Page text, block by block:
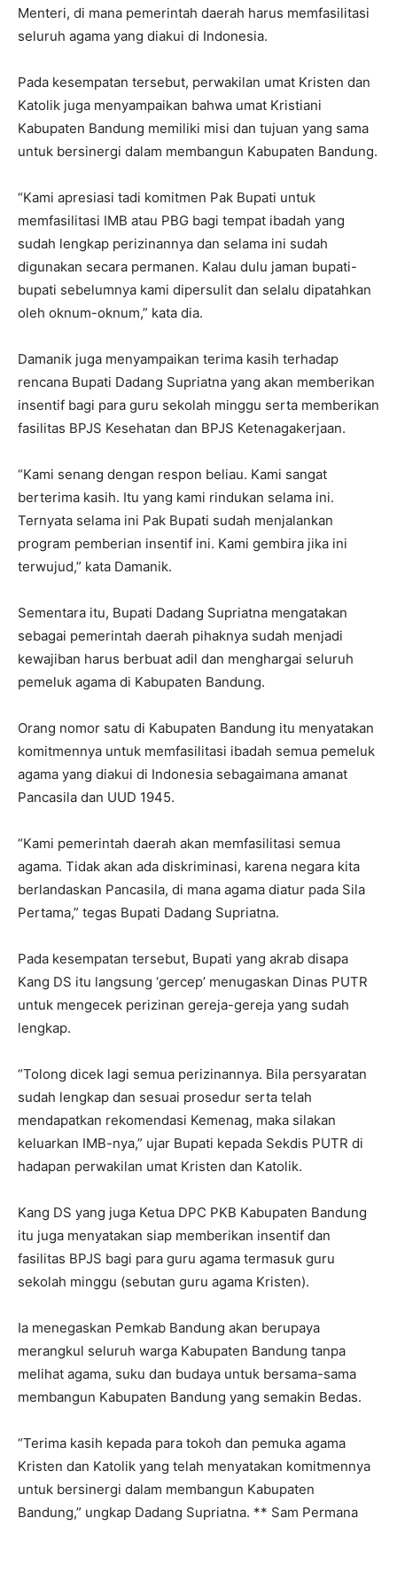
Menteri, di mana pemerintah daerah harus memfasilitasi
seluruh agama yang diakui di Indonesia.
Pada kesempatan tersebut, perwakilan umat Kristen dan
Katolik juga menyampaikan bahwa umat Kristiani
Kabupaten Bandung memiliki misi dan tujuan yang sama
untuk bersinergi dalam membangun Kabupaten Bandung.
“Kami apresiasi tadi komitmen Pak Bupati untuk
memfasilitasi IMB atau PBG bagi tempat ibadah yang
sudah lengkap perizinannya dan selama ini sudah
digunakan secara permanen. Kalau dulu jaman bupati-
bupati sebelumnya kami dipersulit dan selalu dipatahkan
oleh oknum-oknum,” kata dia.
Damanik juga menyampaikan terima kasih terhadap
rencana Bupati Dadang Supriatna yang akan memberikan
insentif bagi para guru sekolah minggu serta memberikan
fasilitas BPJS Kesehatan dan BPJS Ketenagakerjaan.
“Kami senang dengan respon beliau. Kami sangat
berterima kasih. Itu yang kami rindukan selama ini.
Ternyata selama ini Pak Bupati sudah menjalankan
program pemberian insentif ini. Kami gembira jika ini
terwujud,” kata Damanik.
Sementara itu, Bupati Dadang Supriatna mengatakan
sebagai pemerintah daerah pihaknya sudah menjadi
kewajiban harus berbuat adil dan menghargai seluruh
pemeluk agama di Kabupaten Bandung.
Orang nomor satu di Kabupaten Bandung itu menyatakan
komitmennya untuk memfasilitasi ibadah semua pemeluk
agama yang diakui di Indonesia sebagaimana amanat
Pancasila dan UUD 1945.
“Kami pemerintah daerah akan memfasilitasi semua
agama. Tidak akan ada diskriminasi, karena negara kita
berlandaskan Pancasila, di mana agama diatur pada Sila
Pertama,” tegas Bupati Dadang Supriatna.
Pada kesempatan tersebut, Bupati yang akrab disapa
Kang DS itu langsung ‘gercep’ menugaskan Dinas PUTR
untuk mengecek perizinan gereja-gereja yang sudah
lengkap.
“Tolong dicek lagi semua perizinannya. Bila persyaratan
sudah lengkap dan sesuai prosedur serta telah
mendapatkan rekomendasi Kemenag, maka silakan
keluarkan IMB-nya,” ujar Bupati kepada Sekdis PUTR di
hadapan perwakilan umat Kristen dan Katolik.
Kang DS yang juga Ketua DPC PKB Kabupaten Bandung
itu juga menyatakan siap memberikan insentif dan
fasilitas BPJS bagi para guru agama termasuk guru
sekolah minggu (sebutan guru agama Kristen).
Ia menegaskan Pemkab Bandung akan berupaya
merangkul seluruh warga Kabupaten Bandung tanpa
melihat agama, suku dan budaya untuk bersama-sama
membangun Kabupaten Bandung yang semakin Bedas.
“Terima kasih kepada para tokoh dan pemuka agama
Kristen dan Katolik yang telah menyatakan komitmennya
untuk bersinergi dalam membangun Kabupaten
Bandung,” ungkap Dadang Supriatna. ** Sam Permana